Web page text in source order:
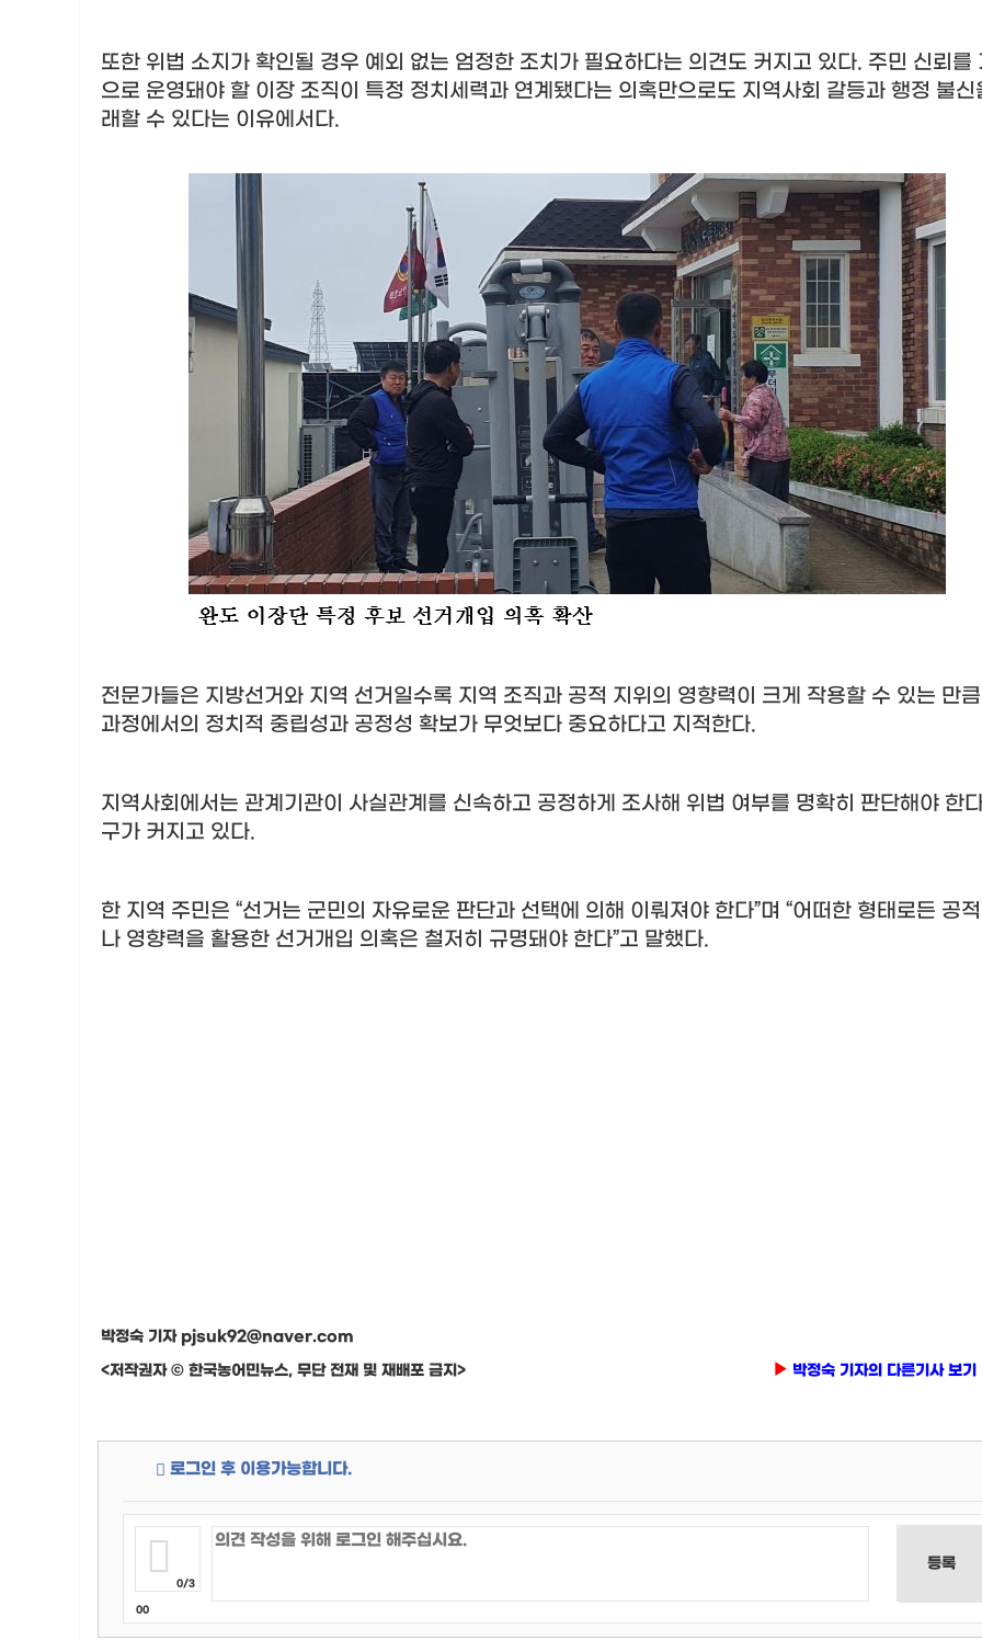
또한 위법 소지가 확인될 경우 예외 없는 엄정한 조치가 필요하다는 의견도 커지고 있다. 주민 신뢰를
으로 운영돼야 할 이장 조직이 특정 정치세력과 연계됐다는 의혹만으로도 지역사회 갈등과 행정 불신
래할 수 있다는 이유에서다.
전문가들은 지방선거와 지역 선거일수록 지역 조직과 공적 지위의 영향력이 크게 작용할 수 있는 만큼
과정에서의 정치적 중립성과 공정성 확보가 무엇보다 중요하다고 지적한다.
지역사회에서는 관계기관이 사실관계를 신속하고 공정하게 조사해 위법 여부를 명확히 판단해야 한
구가 커지고 있다.
한 지역 주민은 “선거는 군민의 자유로운 판단과 선택에 의해 이뤄져야 한다”며 “어떠한 형태로든 공
나 영향력을 활용한 선거개입 의혹은 철저히 규명돼야 한다”고 말했다.
박정숙 기자 pjsuk92@naver.com
<저작권자 © 한국농어민뉴스, 무단 전재 및 재배포 금지>
박정숙 기자의 다른기사 보기
로그인 후 이용가능합니다.
0/3
00
등록